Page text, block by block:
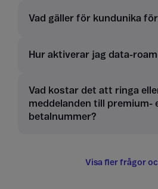
Vad gäller för kundunika
Hur aktiverar jag data-
Vad kostar det att ringa
meddelanden till premium-
betalnummer?
Visa fler frågor